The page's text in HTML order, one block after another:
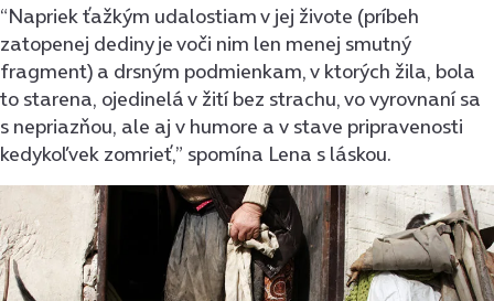
“Napriek ťažkým udalostiam v jej živote (príbeh
zatopenej dediny je voči nim len menej smutný
fragment) a drsným podmienkam, v ktorých žila, bola
to starena, ojedinelá v žití bez strachu, vo vyrovnaní sa
s nepriazňou, ale aj v humore a v stave pripravenosti
kedykoľvek zomrieť,” spomína Lena s láskou.